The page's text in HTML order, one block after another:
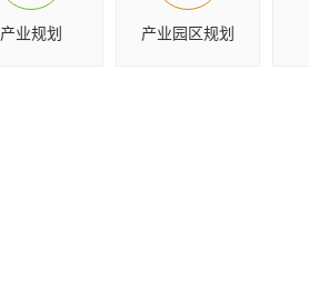
产业规划 产业园区规划